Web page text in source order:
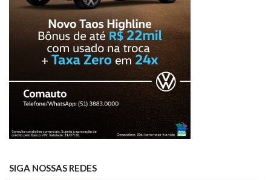
SIGA NOSSAS REDES